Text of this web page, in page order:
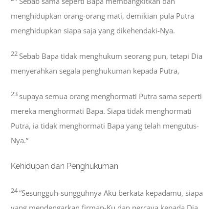
menghidupkan orang-orang mati, demikian pula Putra
menghidupkan siapa saja yang dikehendaki-Nya.
22 Sebab Bapa tidak menghukum seorang pun, tetapi Dia
menyerahkan segala penghukuman kepada Putra,
23 supaya semua orang menghormati Putra sama seperti
mereka menghormati Bapa. Siapa tidak menghormati
Putra, ia tidak menghormati Bapa yang telah mengutus-
Nya.”
Kehidupan dan Penghukuman
24“Sesungguh-sungguhnya Aku berkata kepadamu, siapa